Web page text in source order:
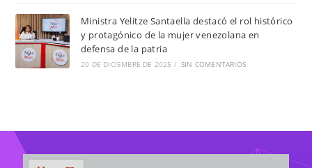
Ministra Yelitze Santaella destacó el rol histórico
y protagónico de la mujer venezolana en
defensa de la patria
20 DE DICIEMBRE DE 2025 / SIN COMENTARIOS